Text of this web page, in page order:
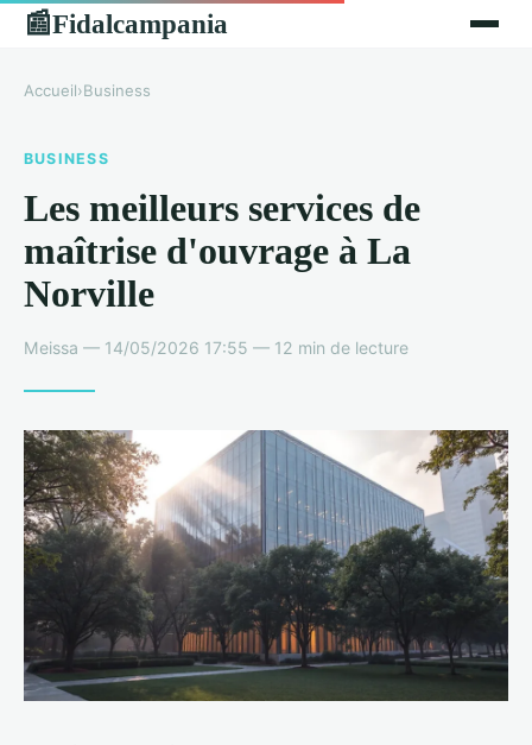
📰Fidalcampania
Accueil›Business
BUSINESS
Les meilleurs services de
maîtrise d'ouvrage à La
Norville
Meissa — 14/05/2026 17:55 — 12 min de lecture